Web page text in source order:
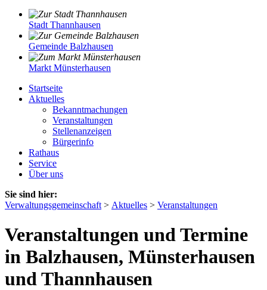
Stadt Thannhausen
Gemeinde Balzhausen
Markt Münsterhausen
Startseite
Aktuelles
Bekanntmachungen
Veranstaltungen
Stellenanzeigen
Bürgerinfo
Rathaus
Service
Über uns
Sie sind hier:
Verwaltungsgemeinschaft > Aktuelles > Veranstaltungen
Veranstaltungen und Termine
in Balzhausen, Münsterhausen
und Thannhausen